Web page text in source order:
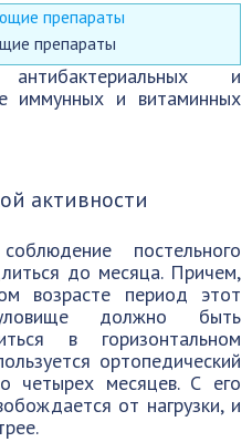
препараты
и
иммунных и витаминных
активности
постельного
до месяца. Причем,
возрасте период этот
должно быть
в горизонтальном
ортопедический
четырех месяцев. С его
от нагрузки, и